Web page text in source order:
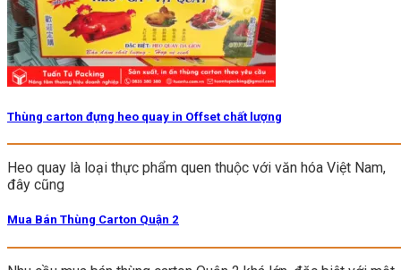
Thùng carton đựng heo quay in Offset chất lượng
Heo quay là loại thực phẩm quen thuộc với văn hóa Việt Nam,
đây cũng
Mua Bán Thùng Carton Quận 2